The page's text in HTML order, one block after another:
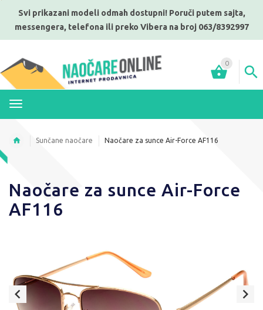
Svi prikazani modeli odmah dostupni! Poruči putem sajta,
messengera, telefona ili preko Vibera na broj 063/8392997
0
Sunčane naočare Naočare za sunce Air-Force AF116
Naočare za sunce Air-Force
AF116